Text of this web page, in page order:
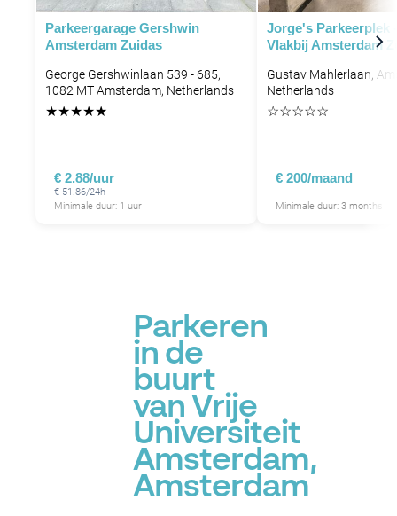
Parkeergarage Gershwin
Amsterdam Zuidas
George Gershwinlaan 539 - 685,
1082 MT Amsterdam, Netherlands
★★★★★
€ 2.88/uur
€ 51.86/24h
Minimale duur: 1 uur
Jorge's Parkeerplek
Vlakbij Amsterdam
Gustav Mahlerlaan,
Netherlands
☆☆☆☆☆
€ 200/maand
Minimale duur: 3 months
Parkeren
in de
buurt
van Vrije
Universiteit
Amsterdam,
Amsterdam